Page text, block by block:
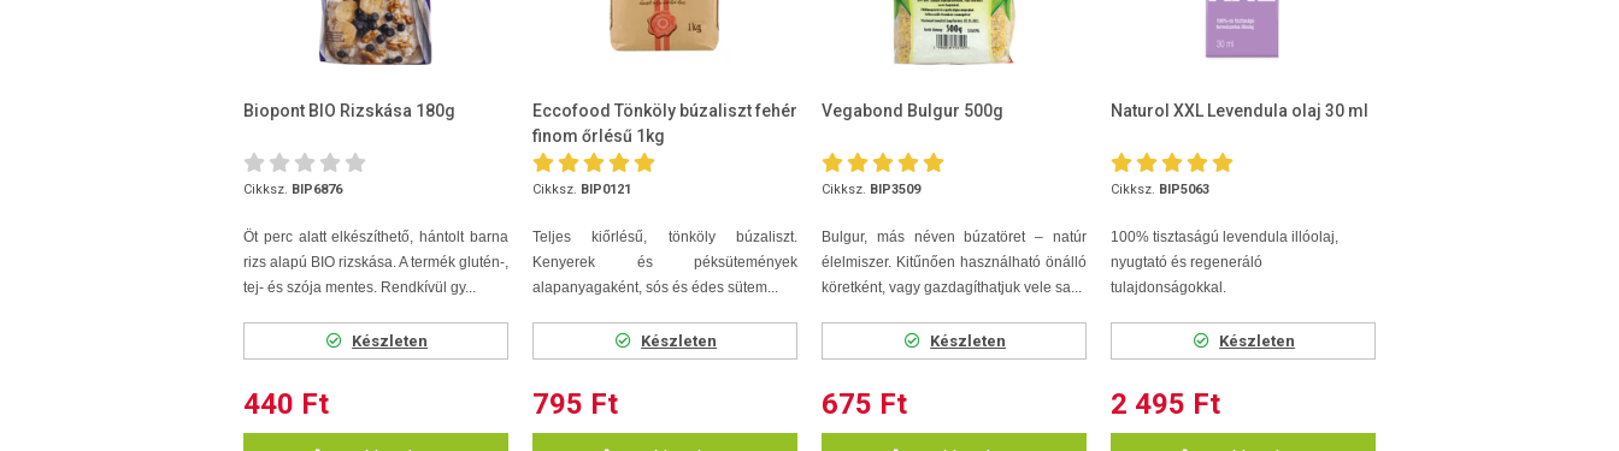
Biopont BIO Rizskása 180g
Cikksz. BIP6876
Öt perc alatt elkészíthető, hántolt barna
rizs alapú BIO rizskása. A termék glutén-,
tej- és szója mentes. Rendkívül gy...
Készleten
440 Ft
Eccofood Tönköly búzaliszt fehér
finom őrlésű 1kg
Cikksz. BIP0121
Teljes kiőrlésű, tönköly búzaliszt.
Kenyerek és péksütemények
alapanyagaként, sós és édes sütem...
Készleten
795 Ft
Vegabond Bulgur 500g
Cikksz. BIP3509
Bulgur, más néven búzatöret – natúr
élelmiszer. Kitűnően használható önálló
köretként, vagy gazdagíthatjuk vele sa...
Készleten
675 Ft
Naturol XXL Levendula olaj 30 ml
Cikksz. BIP5063
100% tisztaságú levendula illóolaj,
nyugtató és regeneráló
tulajdonságokkal.
Készleten
2 495 Ft